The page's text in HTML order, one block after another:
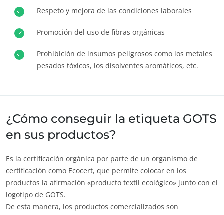
¿Quiénes somos?
Noticias
Carreras
España (español)
Francia (francés)
Portugal (portugués)
Serbia (serbio)
Suiza (alemán)
Turquía (turco)
Respeto y mejora de las condiciones laborales
Promoción del uso de fibras orgánicas
Prohibición de insumos peligrosos como los metales
pesados tóxicos, los disolventes aromáticos, etc.
¿Cómo conseguir la etiqueta GOTS
en sus productos?
Es la certificación orgánica por parte de un organismo de
certificación como Ecocert, que permite colocar en los
productos la afirmación «producto textil ecológico» junto con el
logotipo de GOTS.
De esta manera, los productos comercializados son